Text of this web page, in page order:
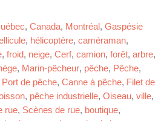
, Canada, Montréal, Gaspésie
, hélicoptère, caméraman,
, froid, neige, Cerf, camion, forêt, arbre,
, Marin-pêcheur, pêche, Pêche,
Port de pêche, Canne à pêche, Filet de
, pêche industrielle, Oiseau, ville,
rue, Scènes de rue, boutique,